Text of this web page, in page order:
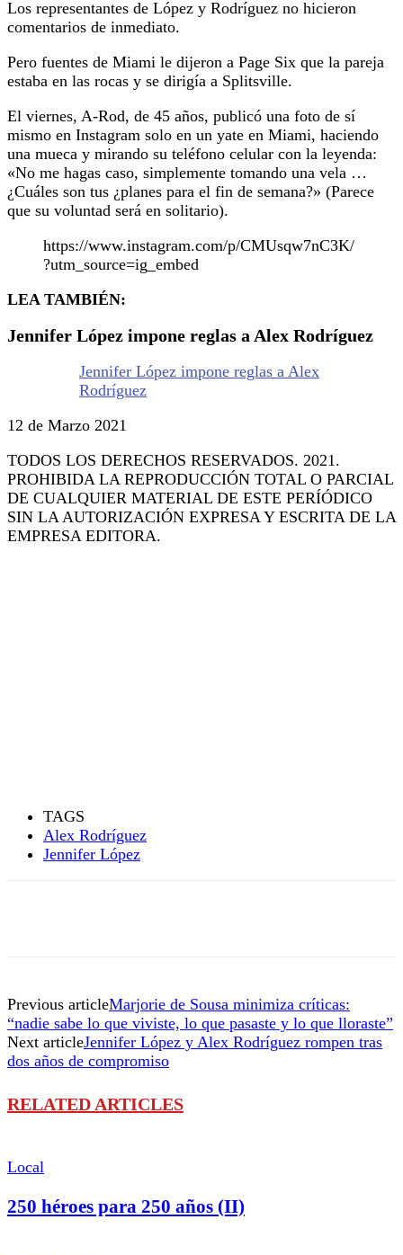
Los representantes de López y Rodríguez no hicieron
comentarios de inmediato.
Pero fuentes de Miami le dijeron a Page Six que la pareja
estaba en las rocas y se dirigía a Splitsville.
El viernes, A-Rod, de 45 años, publicó una foto de sí
mismo en Instagram solo en un yate en Miami, haciendo
una mueca y mirando su teléfono celular con la leyenda:
«No me hagas caso, simplemente tomando una vela …
¿Cuáles son tus ¿planes para el fin de semana?» (Parece
que su voluntad será en solitario).
https://www.instagram.com/p/CMUsqw7nC3K/
?utm_source=ig_embed
LEA TAMBIÉN:
Jennifer López impone reglas a Alex Rodríguez
Jennifer López impone reglas a Alex
Rodríguez
12 de Marzo 2021
TODOS LOS DERECHOS RESERVADOS. 2021.
PROHIBIDA LA REPRODUCCIÓN TOTAL O PARCIAL
DE CUALQUIER MATERIAL DE ESTE PERÍÓDICO
SIN LA AUTORIZACIÓN EXPRESA Y ESCRITA DE LA
EMPRESA EDITORA.
TAGS
Alex Rodríguez
Jennifer López
Previous articleMarjorie de Sousa minimiza críticas:
“nadie sabe lo que viviste, lo que pasaste y lo que lloraste”
Next articleJennifer López y Alex Rodríguez rompen tras
dos años de compromiso
RELATED ARTICLES
Local
250 héroes para 250 años (II)